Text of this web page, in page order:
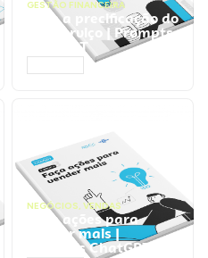
GESTÃO FINANCEIRA
Faça a precificação do
seu serviço | Prompts
ChatGPT
NEGÓCIOS, VENDAS
Faça ações para
vender mais |
Prompts ChatGPT